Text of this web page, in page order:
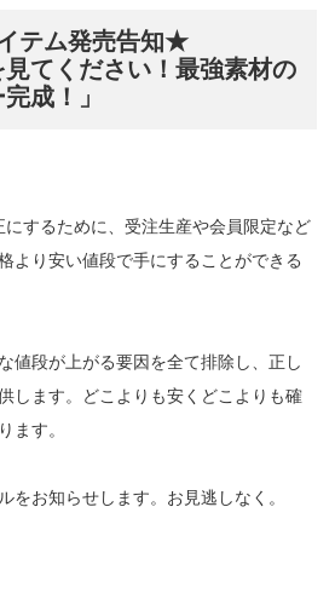
テム発売告知★
見てください！最強素材の
成！」
するために、受注生産や会員限定など
より安い値段で手にすることができる
値段が上がる要因を全て排除し、正し
します。どこよりも安くどこよりも確
ます。
をお知らせします。お見逃しなく。